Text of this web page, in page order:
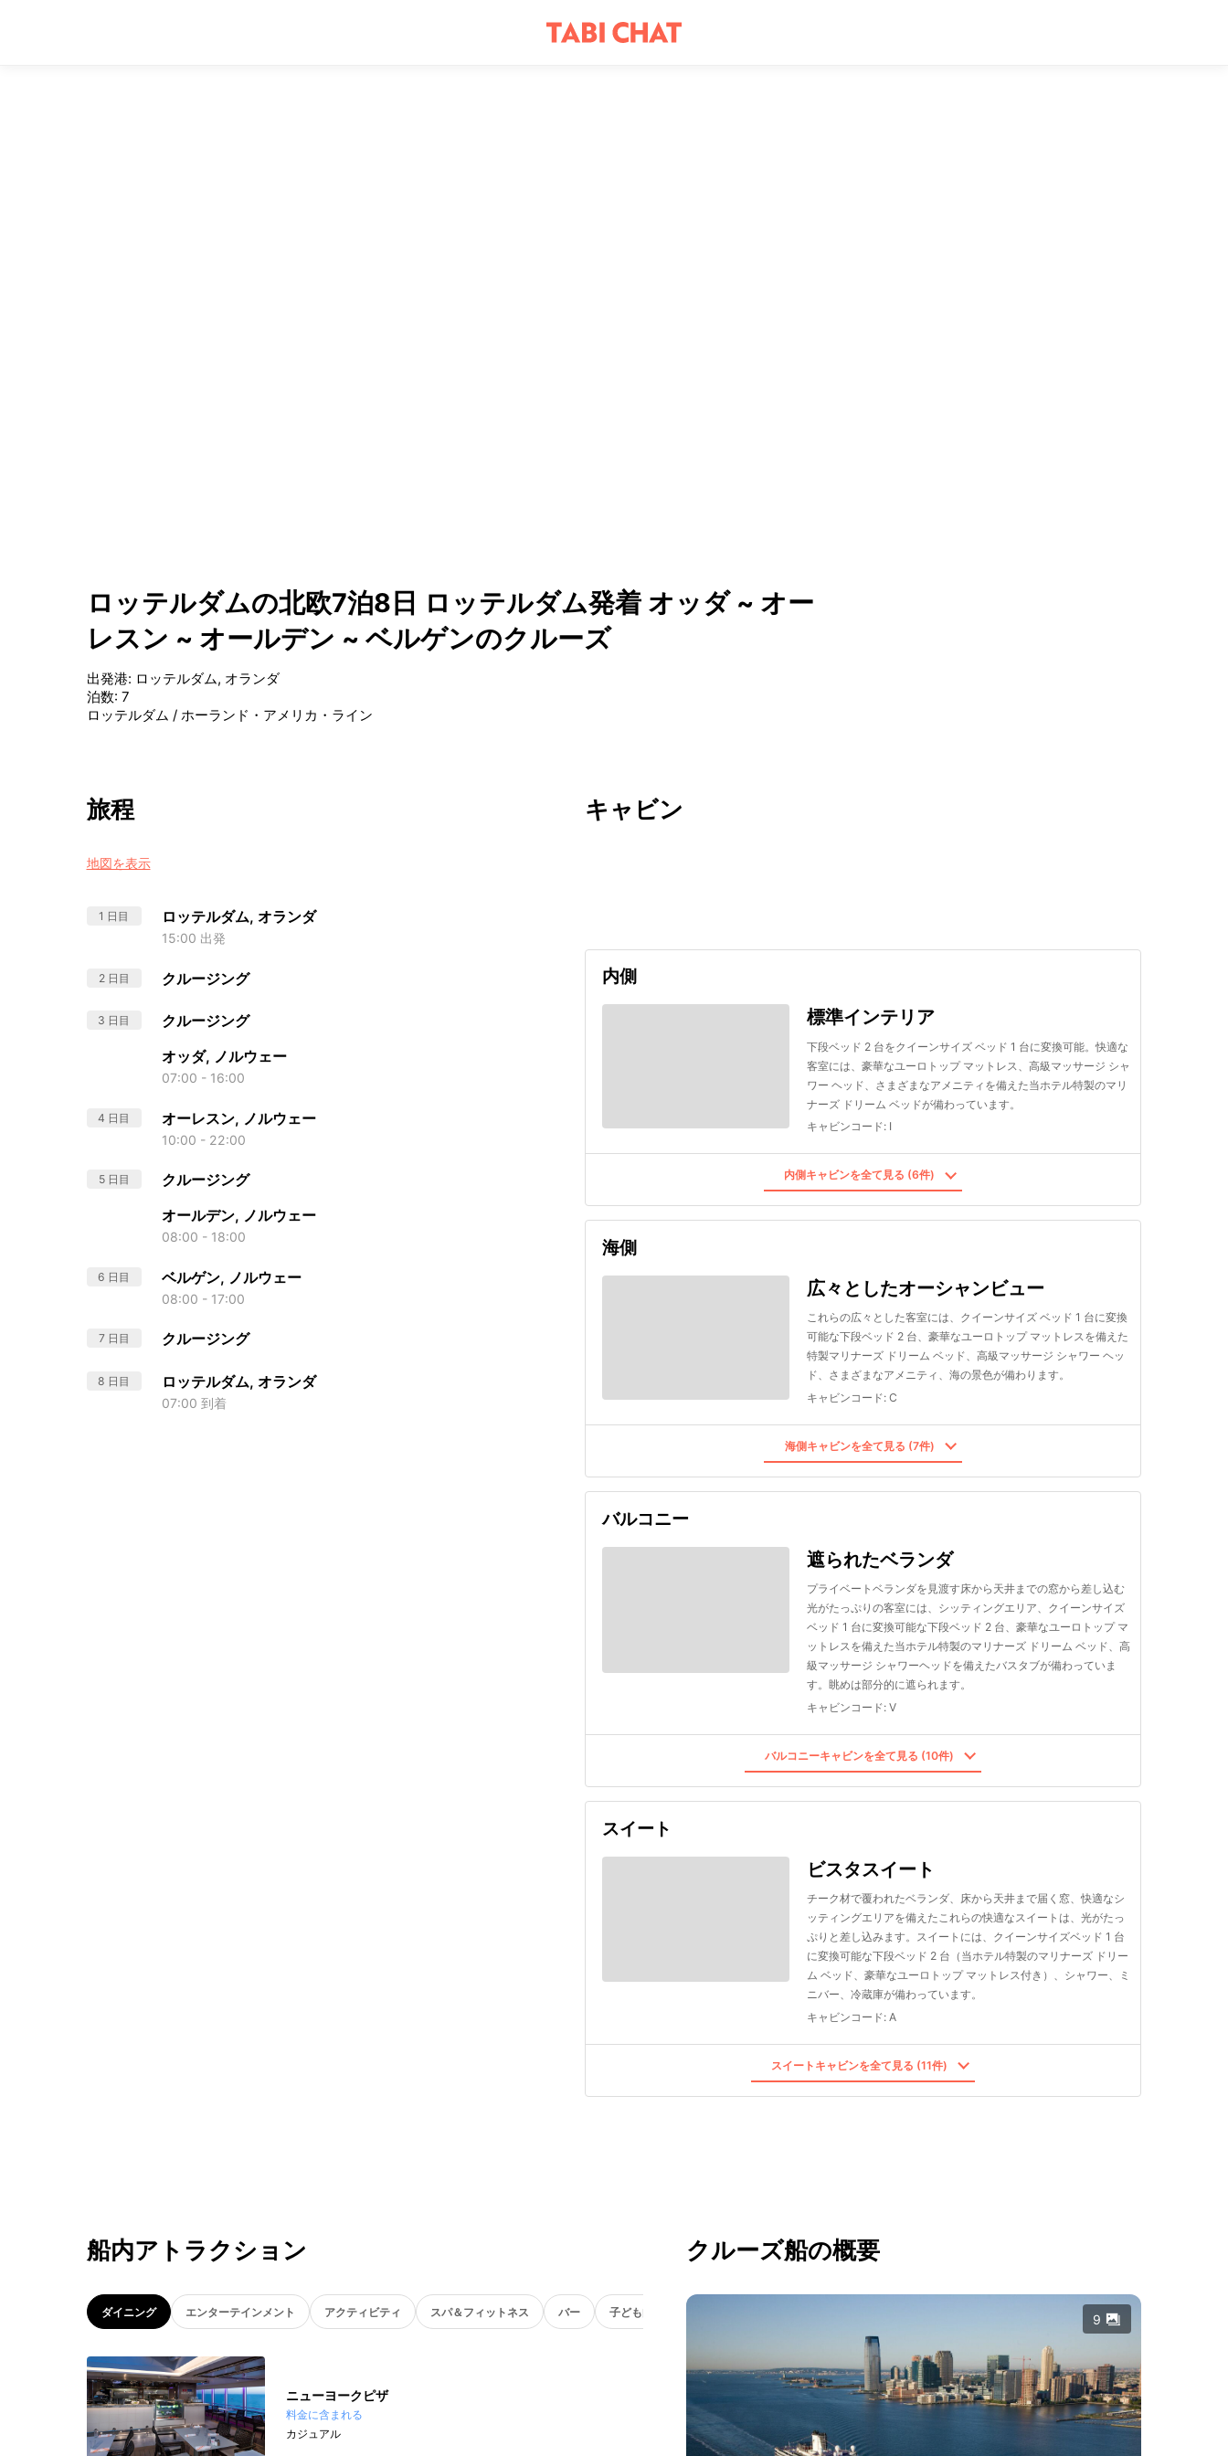
ロッテルダムの北欧7泊8日 ロッテルダム発着 オッダ ~ オー
レスン ~ オールデン ~ ベルゲンのクルーズ
出発港: ロッテルダム, オランダ
泊数: 7
ロッテルダム / ホーランド・アメリカ・ライン
旅程
地図を表示
1 日目 ロッテルダム, オランダ
15:00 出発
2 日目 クルージング
3 日目 クルージング
オッダ, ノルウェー
07:00 - 16:00
4 日目 オーレスン, ノルウェー
10:00 - 22:00
5 日目 クルージング
オールデン, ノルウェー
08:00 - 18:00
6 日目 ベルゲン, ノルウェー
08:00 - 17:00
7 日目 クルージング
8 日目 ロッテルダム, オランダ
07:00 到着
キャビン
内側
標準インテリア
下段ベッド 2 台をクイーンサイズ ベッド 1 台に変換可能。快適な
客室には、豪華なユーロトップ マットレス、高級マッサージ シャ
ワー ヘッド、さまざまなアメニティを備えた当ホテル特製のマリ
ナーズ ドリーム ベッドが備わっています。
キャビンコード: I
内側キャビンを全て見る (6件)
海側
広々としたオーシャンビュー
これらの広々とした客室には、クイーンサイズ ベッド 1 台に変換
可能な下段ベッド 2 台、豪華なユーロトップ マットレスを備えた
特製マリナーズ ドリーム ベッド、高級マッサージ シャワー ヘッ
ド、さまざまなアメニティ、海の景色が備わります。
キャビンコード: C
海側キャビンを全て見る (7件)
バルコニー
遮られたベランダ
プライベートベランダを見渡す床から天井までの窓から差し込む
光がたっぷりの客室には、シッティングエリア、クイーンサイズ
ベッド 1 台に変換可能な下段ベッド 2 台、豪華なユーロトップ マ
ットレスを備えた当ホテル特製のマリナーズ ドリーム ベッド、高
級マッサージ シャワーヘッドを備えたバスタブが備わっていま
す。眺めは部分的に遮られます。
キャビンコード: V
バルコニーキャビンを全て見る (10件)
スイート
ビスタスイート
チーク材で覆われたベランダ、床から天井まで届く窓、快適なシ
ッティングエリアを備えたこれらの快適なスイートは、光がたっ
ぷりと差し込みます。スイートには、クイーンサイズベッド 1 台
に変換可能な下段ベッド 2 台（当ホテル特製のマリナーズ ドリー
ム ベッド、豪華なユーロトップ マットレス付き）、シャワー、ミ
ニバー、冷蔵庫が備わっています。
キャビンコード: A
スイートキャビンを全て見る (11件)
船内アトラクション
ダイニング エンターテインメント アクティビティ スパ＆フィットネス バー 子ども向け
ニューヨークピザ
料金に含まれる
カジュアル
クルーズ船の概要
9